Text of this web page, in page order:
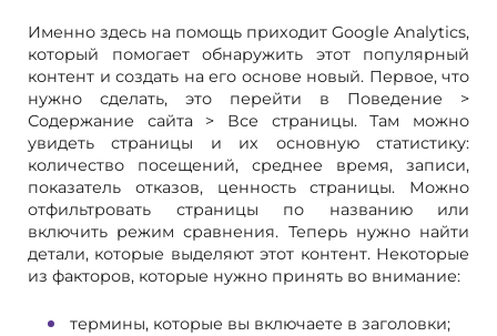
Именно здесь на помощь приходит Google Analytics,
который помогает обнаружить этот популярный
контент и создать на его основе новый. Первое, что
нужно сделать, это перейти в Поведение >
Содержание сайта > Все страницы. Там можно
увидеть страницы и их основную статистику:
количество посещений, среднее время, записи,
показатель отказов, ценность страницы. Можно
отфильтровать страницы по названию или
включить режим сравнения. Теперь нужно найти
детали, которые выделяют этот контент. Некоторые
из факторов, которые нужно принять во внимание:
термины, которые вы включаете в заголовки;